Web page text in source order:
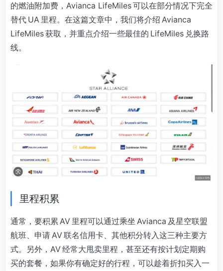
的燃油附加费，Avianca LifeMiles 可以在部分情况下完全
替代 UA 里程。在这篇文章中，我们将介绍 Avianca
LifeMiles 获取，并重点介绍一些最佳的 LifeMiles 兑换路
线。
里程积累
通常，要积累 AV 里程可以通过乘坐 Avianca 及星空联盟
航班、申请 AV 联名信用卡、其他积分转入这三种主要方
式。另外，AV 经常大甩卖里程，甚至还有按计划定期购
买的套餐，如果你有确定好的行程，可以趁着折扣买入一